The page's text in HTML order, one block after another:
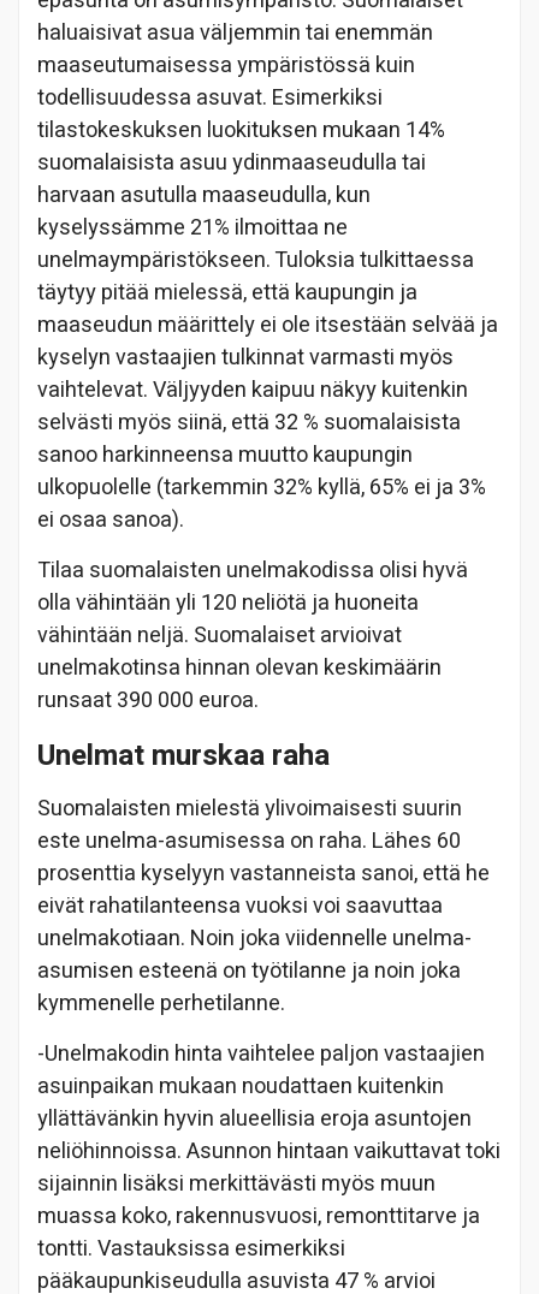
haluaisivat asua väljemmin tai enemmän
maaseutumaisessa ympäristössä kuin
todellisuudessa asuvat. Esimerkiksi
tilastokeskuksen luokituksen mukaan 14%
suomalaisista asuu ydinmaaseudulla tai
harvaan asutulla maaseudulla, kun
kyselyssämme 21% ilmoittaa ne
unelmaympäristökseen. Tuloksia tulkittaessa
täytyy pitää mielessä, että kaupungin ja
maaseudun määrittely ei ole itsestään selvää ja
kyselyn vastaajien tulkinnat varmasti myös
vaihtelevat. Väljyyden kaipuu näkyy kuitenkin
selvästi myös siinä, että 32 % suomalaisista
sanoo harkinneensa muutto kaupungin
ulkopuolelle (tarkemmin 32% kyllä, 65% ei ja 3%
ei osaa sanoa).
Tilaa suomalaisten unelmakodissa olisi hyvä
olla vähintään yli 120 neliötä ja huoneita
vähintään neljä. Suomalaiset arvioivat
unelmakotinsa hinnan olevan keskimäärin
runsaat 390 000 euroa.
Unelmat murskaa raha
Suomalaisten mielestä ylivoimaisesti suurin
este unelma-asumisessa on raha. Lähes 60
prosenttia kyselyyn vastanneista sanoi, että he
eivät rahatilanteensa vuoksi voi saavuttaa
unelmakotiaan. Noin joka viidennelle unelma-
asumisen esteenä on työtilanne ja noin joka
kymmenelle perhetilanne.
-Unelmakodin hinta vaihtelee paljon vastaajien
asuinpaikan mukaan noudattaen kuitenkin
yllättävänkin hyvin alueellisia eroja asuntojen
neliöhinnoissa. Asunnon hintaan vaikuttavat toki
sijainnin lisäksi merkittävästi myös muun
muassa koko, rakennusvuosi, remonttitarve ja
tontti. Vastauksissa esimerkiksi
pääkaupunkiseudulla asuvista 47 % arvioi